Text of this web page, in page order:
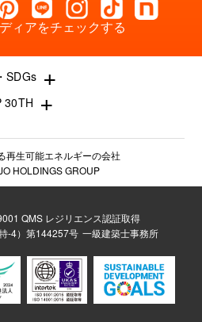
ィアをチェックする
SDGs +
分
30TH +
売店
再生可能エネルギーの会社
HOLDINGS GROUP
QMS レジリエンス認証取得
-4）第144257号 一級建築士事務所